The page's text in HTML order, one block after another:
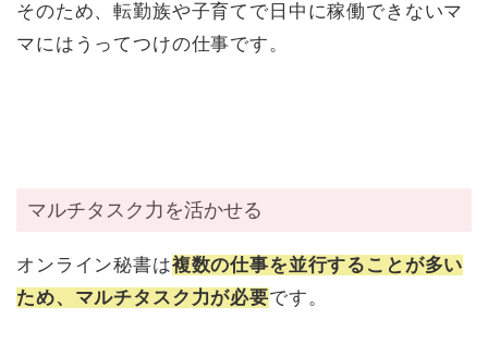
そのため、転勤族や子育てで日中に稼働できないマ
マにはうってつけの仕事です。
マルチタスク力を活かせる
オンライン秘書は複数の仕事を並行することが多い
ため、マルチタスク力が必要です。